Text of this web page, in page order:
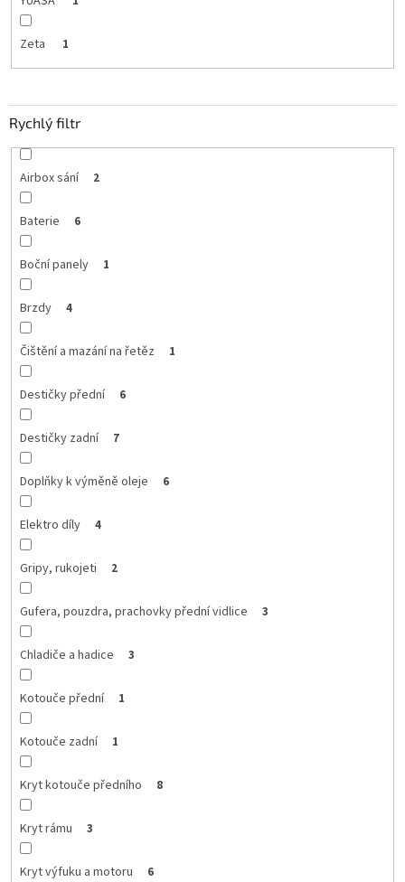
Zeta 1
Rychlý filtr
Airbox sání 2
Baterie 6
Boční panely 1
Brzdy 4
Čištění a mazání na řetěz 1
Destičky přední 6
Destičky zadní 7
Doplňky k výměně oleje 6
Elektro díly 4
Gripy, rukojeti 2
Gufera, pouzdra, prachovky přední vidlice 3
Chladiče a hadice 3
Kotouče přední 1
Kotouče zadní 1
Kryt kotouče předního 8
Kryt rámu 3
Kryt výfuku a motoru 6